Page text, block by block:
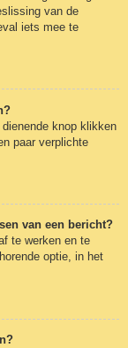
van de
iets mee te
knop klikken
paar verplichte
van een bericht?
te werken en te
optie, in het